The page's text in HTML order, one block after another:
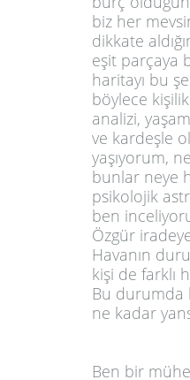
biz her
dikkate
eşit parçaya
haritayı bu
böylece
analizi,
ve kardeşle
yaşıyorum,
bunlar neye
psikolojik
ben
Özgür
Havanın
kişi de farklı
Bu durumda
ne kadar
Ben bir